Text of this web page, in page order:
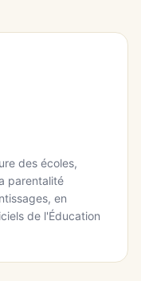
des écoles,
parentalité
en
de l'Éducation